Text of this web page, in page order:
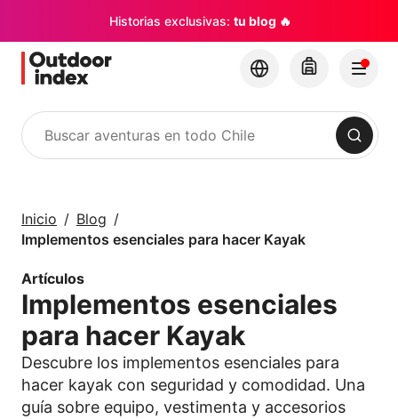
Historias exclusivas: tu blog 🔥
Buscar
Inicio
Blog
Implementos esenciales para hacer Kayak
Artículos
Implementos esenciales
para hacer Kayak
Descubre los implementos esenciales para
hacer kayak con seguridad y comodidad. Una
guía sobre equipo, vestimenta y accesorios
rincones con
Outdoor Index